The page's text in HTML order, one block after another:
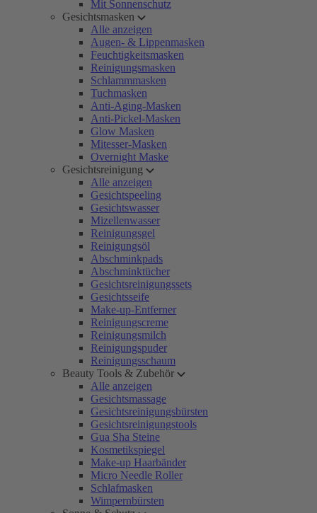
Mit Sonnenschutz
Gesichtsmasken
Alle anzeigen
Augen- & Lippenmasken
Feuchtigkeitsmasken
Reinigungsmasken
Schlammmasken
Tuchmasken
Anti-Aging-Masken
Anti-Pickel-Masken
Glow Masken
Mitesser-Masken
Overnight Maske
Gesichtsreinigung
Alle anzeigen
Gesichtspeeling
Gesichtswasser
Mizellenwasser
Reinigungsgel
Reinigungsöl
Abschminkpads
Abschminktücher
Gesichtsreinigungssets
Gesichtsseife
Make-up-Entferner
Reinigungscreme
Reinigungsmilch
Reinigungspuder
Reinigungsschaum
Beauty Tools & Zubehör
Alle anzeigen
Gesichtsmassage
Gesichtsreinigungsbürsten
Gesichtsreinigungstools
Gua Sha Steine
Kosmetikspiegel
Make-up Haarbänder
Micro Needle Roller
Schlafmasken
Wimpernbürsten